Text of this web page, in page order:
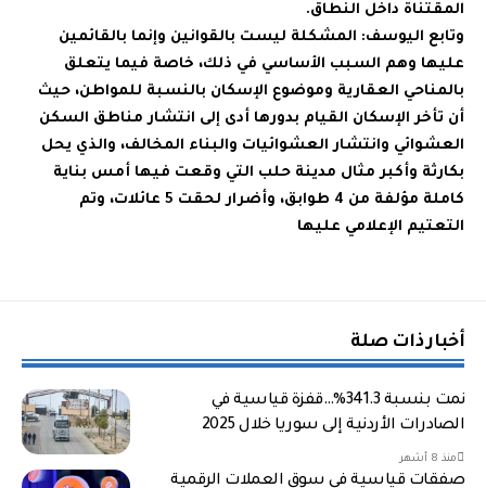
المقتناة داخل النطاق.
وتابع اليوسف: المشكلة ليست بالقوانين وإنما بالقائمين
عليها وهم السبب الأساسي في ذلك، خاصة فيما يتعلق
بالمناحي العقارية وموضوع الإسكان بالنسبة للمواطن، حيث
أن تأخر الإسكان القيام بدورها أدى إلى انتشار مناطق السكن
العشوائي وانتشار العشوائيات والبناء المخالف، والذي يحل
بكارثة وأكبر مثال مدينة حلب التي وقعت فيها أمس بناية
كاملة مؤلفة من 4 طوابق، وأضرار لحقت 5 عائلات، وتم
التعتيم الإعلامي عليها
أخبار ذات صلة
نمت بنسبة 341.3%…قفزة قياسية في
الصادرات الأردنية إلى سوريا خلال 2025
منذ 8 أشهر
صفقات قياسية في سوق العملات الرقمية